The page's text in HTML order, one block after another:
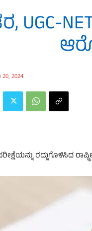
UGC-
20, 2024
ರದ್ದುಗೊಳಿಸಿದ